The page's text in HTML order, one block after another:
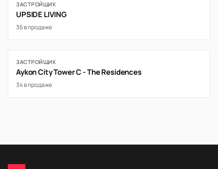
ЗАСТРОЙЩИК
UPSIDE LIVING
36 в продаже
ЗАСТРОЙЩИК
Aykon City Tower C - The Residences
34 в продаже